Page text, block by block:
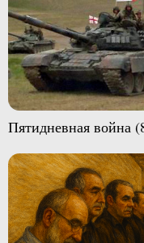
Пятидневная война